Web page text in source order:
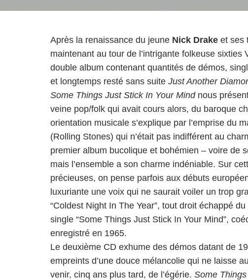
Après la renaissance du jeune Nick Drake et ses
maintenant au tour de l’intrigante folkeuse sixties
double album contenant quantités de démos,
et longtemps resté sans suite Just Another
Some Things Just Stick In Your Mindnous
veine pop/folk qui avait cours alors, du baroque
orientation musicale s’explique par l’emprise du
(Rolling Stones) qui n’était pas indifférent au
premier album bucolique et bohémien – voire de
mais l’ensemble a son charme indéniable. Sur
précieuses, on pense parfois aux débuts
luxuriante une voix qui ne saurait voiler un trop
“Coldest Night In The Year”, tout droit échappé
single “Some Things Just Stick In Your Mind”,
enregistré en 1965.
Le deuxième CD exhume des démos datant de
empreints d’une douce mélancolie qui ne laisse
venir, cinq ans plus tard, de l’égérie. Some